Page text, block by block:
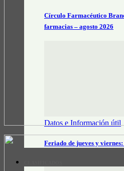
Círculo Farmacéutico
farmacias – agosto 2026
Datos e Información útil
Feriado de jueves y